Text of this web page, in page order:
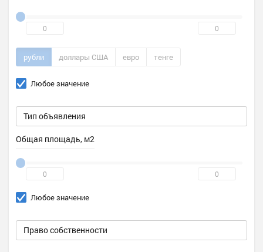
рубли доллары США евро тенге
Любое значение
Общая площадь, м2
Любое значение